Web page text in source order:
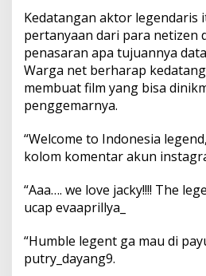
g
P
e
t
u
s
Kedatangan aktor legendaris
pertanyaan dari para netizen
penasaran apa tujuannya
Warga net berharap
membuat film yang bisa
penggemarnya.
“Welcome to Indonesia
kolom komentar akun
“Aaa…. we love jacky!!!! The
ucap evaaprillya_
“Humble legent ga mau di
putry_dayang9.